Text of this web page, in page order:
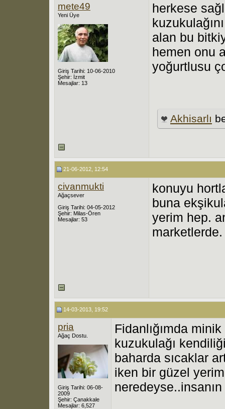
mete49
Yeni Üye
Giriş Tarihi: 10-06-2010
Şehir: İzmit
Mesajlar: 13
herkese
alan bu
hemen onu
yoğurtlusu
Akhisarlı
21-06-2012, 12:54
civanmukti
Ağaçsever
Giriş Tarihi: 04-05-2012
Şehir: Milas-Ören
Mesajlar: 53
konuyu
buna
yerim hep.
marketlerde.
14-03-2013, 19:52
pria
Ağaç Dostu.
Giriş Tarihi: 06-08-
2009
Şehir: Çanakkale
Mesajlar: 6,527
Fidanlığımda
kuzukulağı
baharda sıcaklar
iken bir güzel